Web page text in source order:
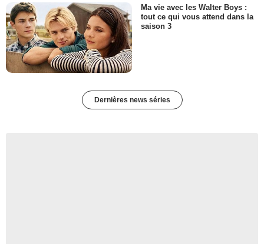
Ma vie avec les Walter Boys :
tout ce qui vous attend dans la
saison 3
Dernières news séries